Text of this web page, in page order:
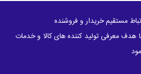
مستقیم خریدار و فروشنده
در سال 1398 با هدف معرفی تولید کننده های کالا و خدمات